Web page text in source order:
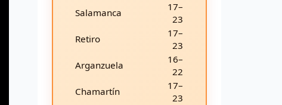
Salamanca
17–
23
Retiro
17–
23
Arganzuela
16–
22
Chamartín
17–
23